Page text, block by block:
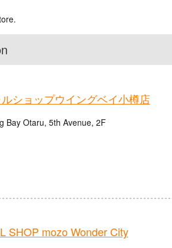
ショップウイングベイ小樽店
Bay Otaru, 5th Avenue, 2F
SHOP mozo Wonder City